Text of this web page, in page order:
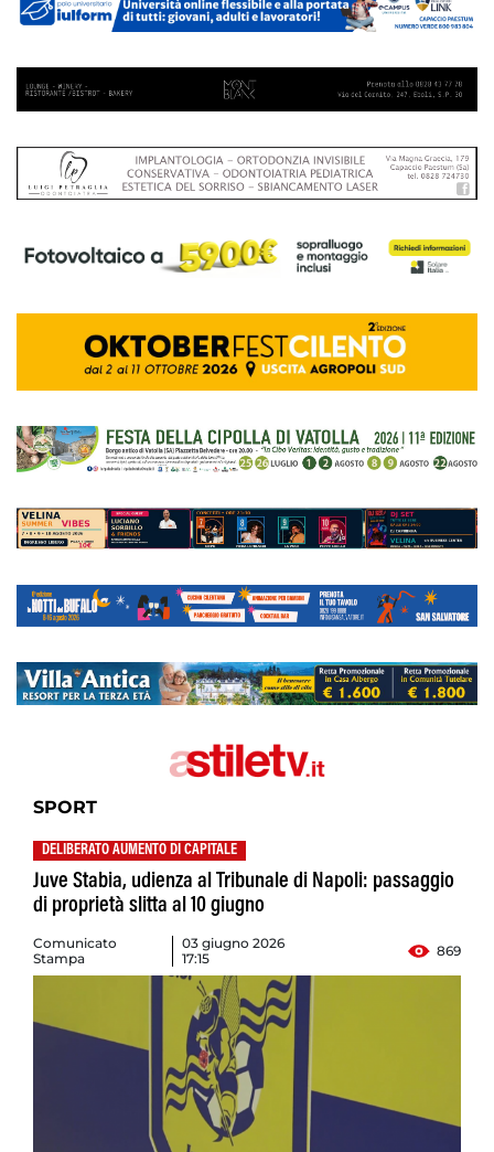
SPORT
DELIBERATO AUMENTO DI CAPITALE
Juve Stabia, udienza al Tribunale di Napoli: passaggio
di proprietà slitta al 10 giugno
Comunicato
Stampa
03 giugno 2026
17:15
869